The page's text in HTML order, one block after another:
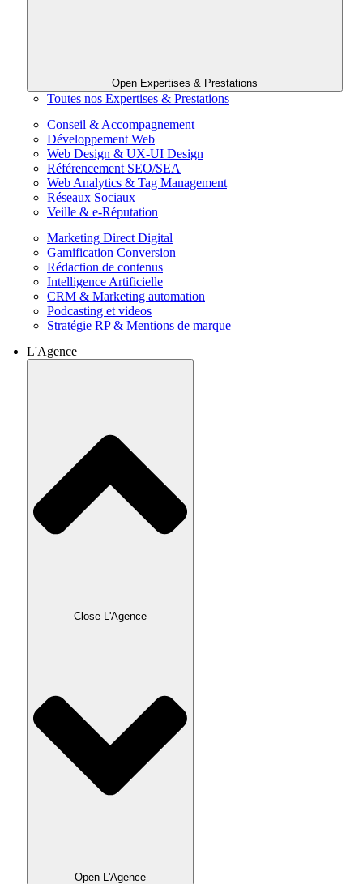
Open Expertises & Prestations
Toutes nos Expertises & Prestations
Conseil & Accompagnement
Développement Web
Web Design & UX-UI Design
Référencement SEO/SEA
Web Analytics & Tag Management
Réseaux Sociaux
Veille & e-Réputation
Marketing Direct Digital
Gamification Conversion
Rédaction de contenus
Intelligence Artificielle
CRM & Marketing automation
Podcasting et videos
Stratégie RP & Mentions de marque
L'Agence
Close L'Agence
Open L'Agence